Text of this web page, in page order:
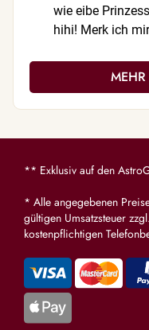
wie eibe
hihi! Merk ich
** Exklusiv auf den
* Alle angegebenen
gültigen Umsatzsteuer
kostenpflichtigen